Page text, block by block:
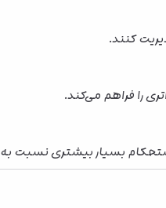
کنند.
بسیار بیشتری نسبت